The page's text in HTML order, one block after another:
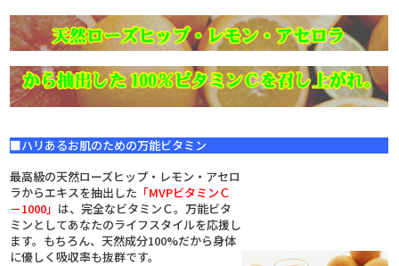
■ハリあるお肌のための万能ビタミン
最高級の天然ローズヒップ・レモン・アセロ
ラからエキスを抽出した 「MVPビタミンＣ
－1000」 は、完全なビタミンＣ。万能ビタ
ミンとしてあなたのライフスタイルを応援し
ます。もちろん、天然成分100%だから身体
に優しく吸収率も抜群です。